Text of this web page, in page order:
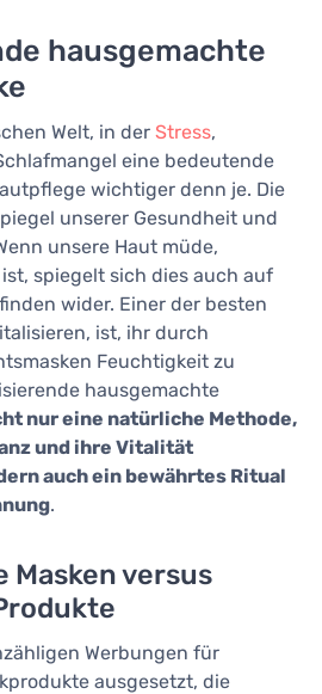
hausgemachte
Welt, in der Stress,
eine bedeutende
wichtiger denn je. Die
unserer Gesundheit und
unsere Haut müde,
spiegelt sich dies auch auf
wider. Einer der besten
ist, ihr durch
Feuchtigkeit zu
hausgemachte
nur eine natürliche Methode,
und ihre Vitalität
auch ein bewährtes Ritual
.
Masken versus
Werbungen für
ausgesetzt, die